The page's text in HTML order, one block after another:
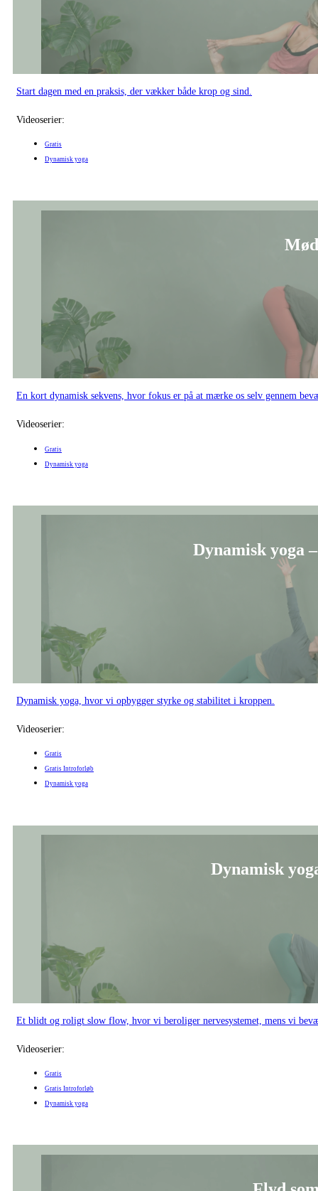
Start dagen med en praksis, der vækker både krop og sind.
Videoserier:
Gratis
Dynamisk yoga
En kort dynamisk sekvens, hvor fokus er på at mærke os selv gennem
Videoserier:
Gratis
Dynamisk yoga
Dynamisk yoga
Dynamisk yoga, hvor vi opbygger styrke og stabilitet i kroppen.
Videoserier:
Gratis
Gratis Introforløb
Dynamisk yoga
Dynamisk
Et blidt og roligt slow flow, hvor vi beroliger nervesystemet, mens vi
Videoserier:
Gratis
Gratis Introforløb
Dynamisk yoga